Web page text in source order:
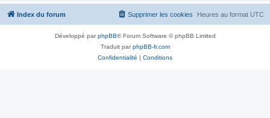
Index du forum Heures au format UTC
Supprimer les cookies
Développé parphpBB® Forum Software © phpBB Limited
Traduit parphpBB-fr.com
Confidentialité | Conditions